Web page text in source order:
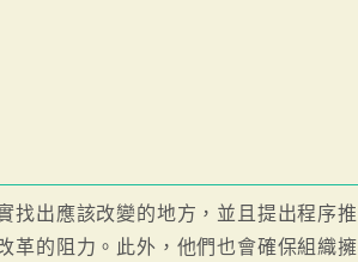
找出應該改變的地方，並且提出程序推
革的阻力。此外，他們也會確保組織擁